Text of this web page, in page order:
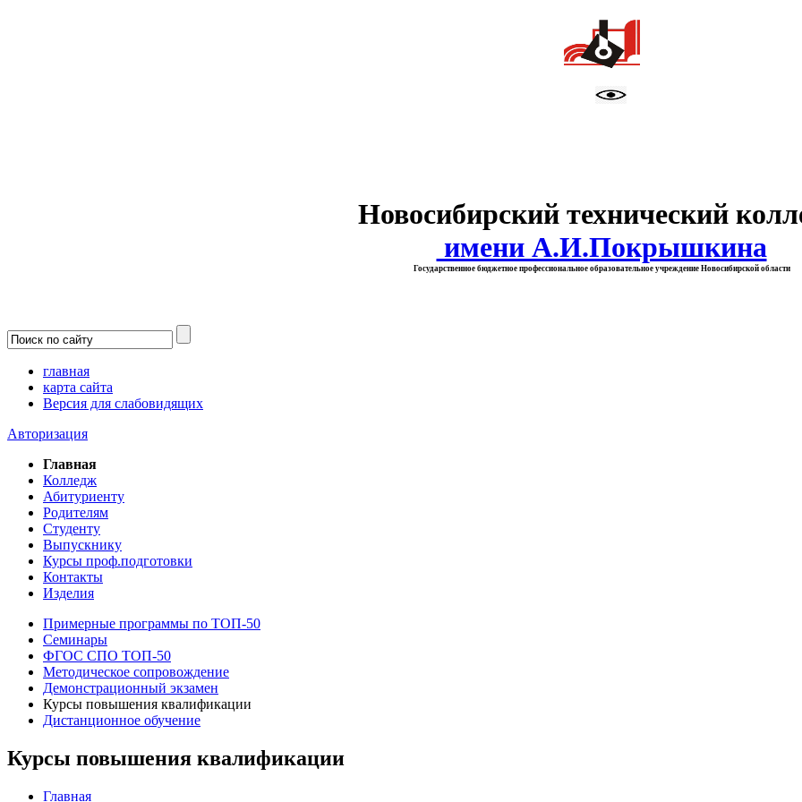
Новосибирский технический
имени А.И.Покрышкина
Государственное бюджетное профессиональное образовательное учреждение Новосибирской области
главная
карта сайта
Версия для слабовидящих
Авторизация
Главная
Колледж
Абитуриенту
Родителям
Студенту
Выпускнику
Курсы проф.подготовки
Контакты
Изделия
Примерные программы по ТОП-50
Семинары
ФГОС СПО ТОП-50
Методическое сопровождение
Демонстрационный экзамен
Курсы повышения квалификации
Дистанционное обучение
Курсы повышения квалификации
Главная